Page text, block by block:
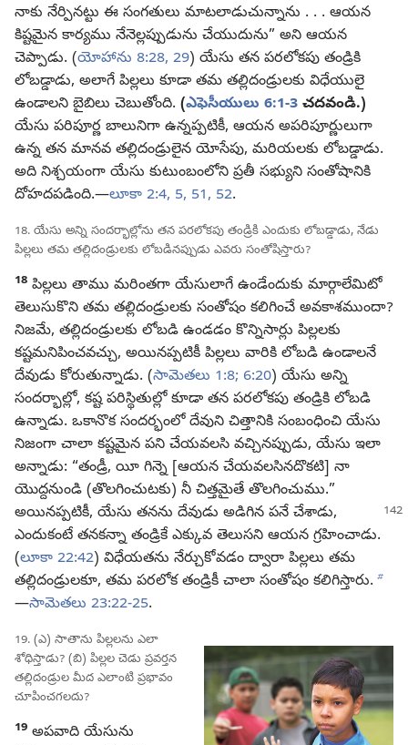
నాకు నేర్పినట్టు ఈ సంగతులు మాటలాడుచున్నాను . . . ఆయన
కిష్టమైన కార్యము నేనెల్లప్పుడును చేయుదును” అని ఆయన
చెప్పాడు. (యోహాను 8:28, 29) యేసు తన పరలోకపు తండ్రికి
లోబడ్డాడు, అలాగే పిల్లలు కూడా తమ తల్లిదండ్రులకు విధేయులై
ఉండాలని బైబిలు చెబుతోంది. (ఎఫెసీయులు 6:1-3 చదవండి.)
యేసు పరిపూర్ణ బాలునిగా ఉన్నప్పటికీ, ఆయన అపరిపూర్ణులుగా
ఉన్న తన మానవ తల్లిదండ్రులైన యోసేపు, మరియలకు లోబడ్డాడు.
అది నిశ్చయంగా యేసు కుటుంబంలోని ప్రతీ సభ్యుని సంతోషానికి
దోహదపడింది.—లూకా 2:4, 5, 51, 52.
18. యేసు అన్ని సందర్భాల్లోను తన పరలోకపు తండ్రికి ఎందుకు లోబడ్డాడు, నేడు
పిల్లలు తమ తల్లిదండ్రులకు లోబడినప్పుడు ఎవరు సంతోషిస్తారు?
18 పిల్లలు తాము మరింతగా యేసులాగే ఉండేందుకు మార్గాలేమిటో
తెలుసుకొని తమ తల్లిదండ్రులకు సంతోషం కలిగించే అవకాశముందా?
నిజమే, తల్లిదండ్రులకు లోబడి ఉండడం కొన్నిసార్లు పిల్లలకు
కష్టమనిపించవచ్చు, అయినప్పటికీ పిల్లలు వారికి లోబడి ఉండాలనే
దేవుడు కోరుతున్నాడు. (సామెతలు 1:8; 6:20) యేసు అన్ని
సందర్భాల్లో, కష్ట పరిస్థితుల్లో కూడా తన పరలోకపు తండ్రికి లోబడి
ఉన్నాడు. ఒకానొక సందర్భంలో దేవుని చిత్తానికి సంబంధించి యేసు
నిజంగా చాలా కష్టమైన పని చేయవలసి వచ్చినప్పుడు, యేసు ఇలా
అన్నాడు: “తండ్రీ, యీ గిన్నె [ఆయన చేయవలసినదొకటి] నా
యొద్దనుండి (తొలగించుటకు) నీ చిత్తమైతే తొలగించుము.”
అయినప్పటికీ, యేసు తనను దేవుడు అడిగిన పనే చేశాడు,
ఎందుకంటే తనకన్నా తండ్రికే ఎక్కువ తెలుసని ఆయన గ్రహించాడు.
(లూకా 22:42) విధేయతను నేర్చుకోవడం ద్వారా పిల్లలు తమ
తల్లిదండ్రులకూ, తమ పరలోక తండ్రికీ చాలా సంతోషం కలిగిస్తారు. b
—సామెతలు 23:22-25.
19. (ఎ) సాతాను పిల్లలను ఎలా
శోధిస్తాడు? (బి) పిల్లల చెడు ప్రవర్తన
తల్లిదండ్రుల మీద ఎలాంటి ప్రభావం
చూపించగలదు?
19 అపవాది యేసును